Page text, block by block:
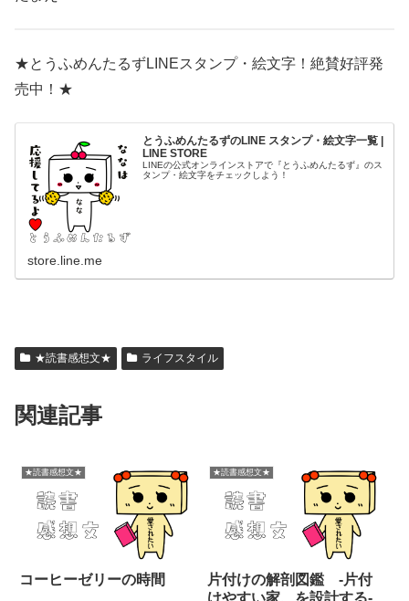
★とうふめんたるずLINEスタンプ・絵文字！絶賛好評発
売中！★
とうふめんたるずのLINE スタンプ・絵文字一覧 |
LINE STORE
LINEの公式オンラインストアで『とうふめんたるず』のス
タンプ・絵文字をチェックしよう！
store.line.me
★読書感想文★ ライフスタイル
関連記事
★読書感想文★
コーヒーゼリーの時間
★読書感想文★
片付けの解剖図鑑 -片付
けやすい家、を設計する-